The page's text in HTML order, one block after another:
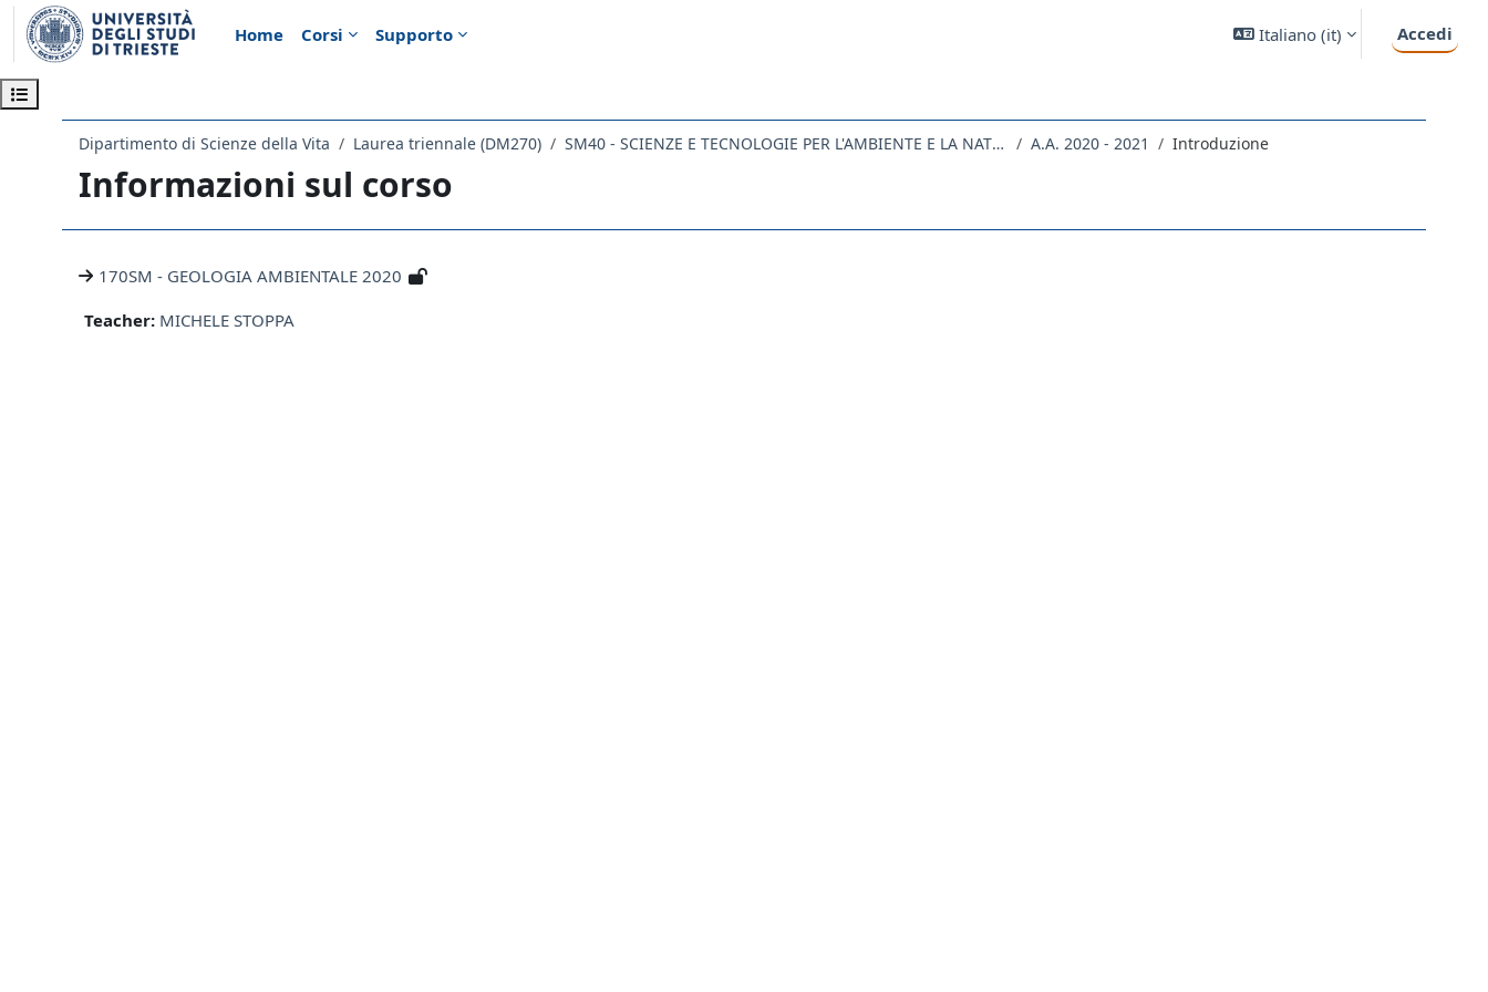
Vai al contenuto principale
Home
Corsi Supporto Italiano ‎(it)‎ Accedi
Apri indice del corso
Dipartimento di Scienze della Vita Laurea triennale (DM270) SM40 - SCIENZE E TECNOLOGIE PER L'AMBIENTE E LA NATURA A.A. 2020 - 2021 Introduzione
Informazioni sul corso
170SM - GEOLOGIA AMBIENTALE 2020
Teacher: MICHELE STOPPA